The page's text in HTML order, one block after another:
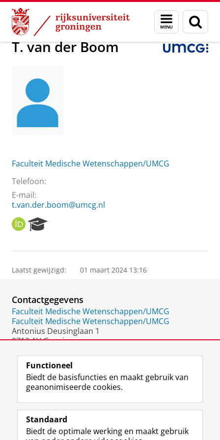
Skip
Content
Skip
Navigation
Menu
en
zoeken
Over ons T. van der Boom
T. van der Boom
Faculteit Medische Wetenschappen/UMCG
Telefoon:
E-mail:
t.van.der.boom@umcg.nl
O
R
I
e
r
P
o
r
t
a
Laatst gewijzigd: 01 maart 2024 13:16
Contactgegevens
Faculteit Medische Wetenschappen/UMCG
Faculteit Medische Wetenschappen/UMCG
Antonius Deusinglaan 1
9713 AV Groningen
Volg de RUG
F
a
e
L
i
k
R
S
-
I
n
t
Y
o
T
Studiekiezers
Functioneel
Biedt de basisfuncties en maakt gebruik van
geanonimiseerde cookies.
Standaard
Biedt de optimale werking en maakt gebruik